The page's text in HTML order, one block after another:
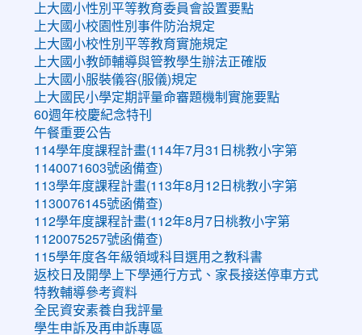
上大國小性別平等教育委員會設置要點
上大國小校園性別事件防治規定
上大國小校性別平等教育實施規定
上大國小教師輔導與管教學生辦法正確版
上大國小服裝儀容(服儀)規定
上大國民小學定期評量命審題機制實施要點
60週年校慶紀念特刊
午餐重要公告
114學年度課程計畫(114年7月31日桃教小字第
1140071603號函備查)
113學年度課程計畫(113年8月12日桃教小字第
1130076145號函備查)
112學年度課程計畫(112年8月7日桃教小字第
1120075257號函備查)
115學年度各年級領域科目選用之教科書
返校日及開學上下學通行方式、家長接送停車方式
特教輔導參考資料
全民資安素養自我評量
學生申訴及再申訴專區